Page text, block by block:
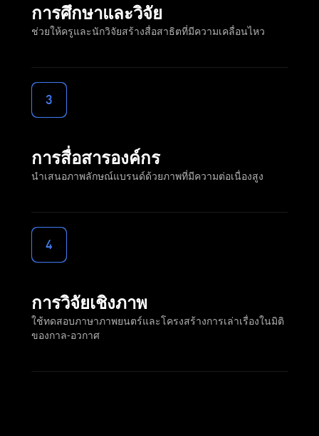
การศึกษาและวิจัย
ช่วยให้ครูและนักวิจัยสร้างสื่อสาธิตที่มีความเคลื่อนไหว
3
การสื่อสารองค์กร
นำเสนอภาพลักษณ์แบรนด์ด้วยภาพที่มีความต่อเนื่องสูง
4
การวิจัยเชิงภาพ
ใช้ทดสอบภาษาภาพยนตร์และโครงสร้างการเล่าเรื่องในมิติ
ของกาล-อวกาศ